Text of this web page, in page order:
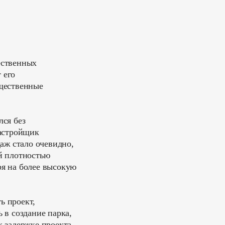
без
стало очевидно,
плотностью
на более высокую
проект,
создание парка,